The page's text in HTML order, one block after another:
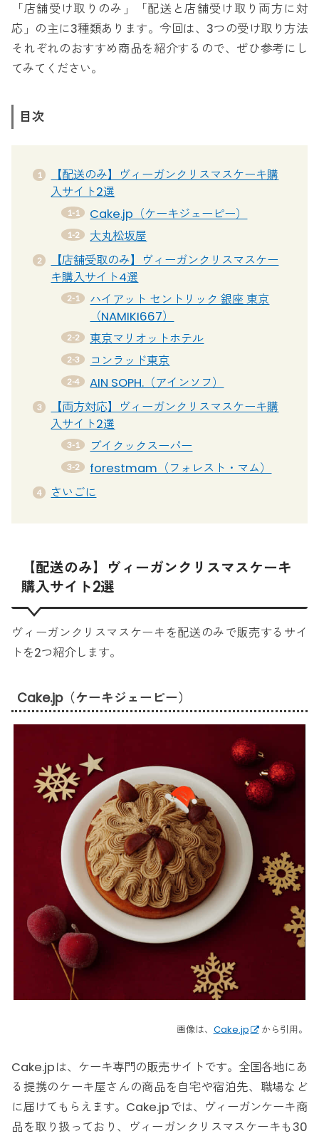
「店舗受け取りのみ」「配送と店舗受け取り両方に対
応」の主に3種類あります。今回は、3つの受け取り方法
それぞれのおすすめ商品を紹介するので、ぜひ参考にし
てみてください。
目次
【配送のみ】ヴィーガンクリスマスケーキ購
入サイト2選
Cake.jp（ケーキジェーピー）
大丸松坂屋
【店舗受取のみ】ヴィーガンクリスマスケー
キ購入サイト4選
ハイアット セントリック 銀座 東京
（NAMIKI667）
東京マリオットホテル
コンラッド東京
AIN SOPH.（アインソフ）
【両方対応】ヴィーガンクリスマスケーキ購
入サイト2選
ブイクックスーパー
forestmam（フォレスト・マム）
さいごに
【配送のみ】ヴィーガンクリスマスケーキ
購入サイト2選
ヴィーガンクリスマスケーキを配送のみで販売するサイ
トを2つ紹介します。
Cake.jp（ケーキジェーピー）
画像は、 Cake.jp から引用。
Cake.jpは、ケーキ専門の販売サイトです。全国各地にあ
る提携のケーキ屋さんの商品を自宅や宿泊先、職場など
に届けてもらえます。Cake.jpでは、ヴィーガンケーキ商
品を取り扱っており、ヴィーガンクリスマスケーキも30